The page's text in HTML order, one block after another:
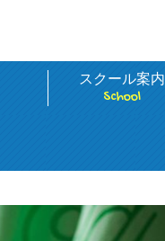
スクール案内
School